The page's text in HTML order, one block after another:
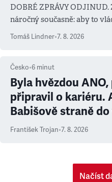
DOBRÉ ZPRÁVY
náročný současně: aby to
prioritu
Tomáš Lindner•7. 8. 2026
Česko•6 minut
Byla hvězdou ANO,
připravil o kariéru.
Babišově straně
František Trojan•7. 8. 2026
Načíst